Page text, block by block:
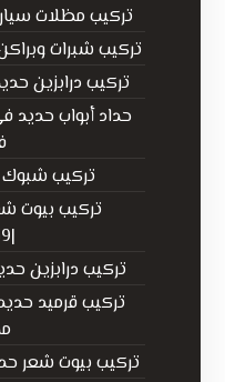
تركيب مظلات سيارات
تركيب شبرات وبراكن في
تركيب درابزين حديد في
تركيب شبوك في
تركيب بيوت
|0503163139|
تركيب درابزين حديد في
تركيب بيوت شعر حديد في